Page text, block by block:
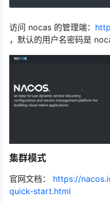
访问 nocas 的管理端：
，默认的用户名密码是
集群模式
官网文档： https://
quick-start.html